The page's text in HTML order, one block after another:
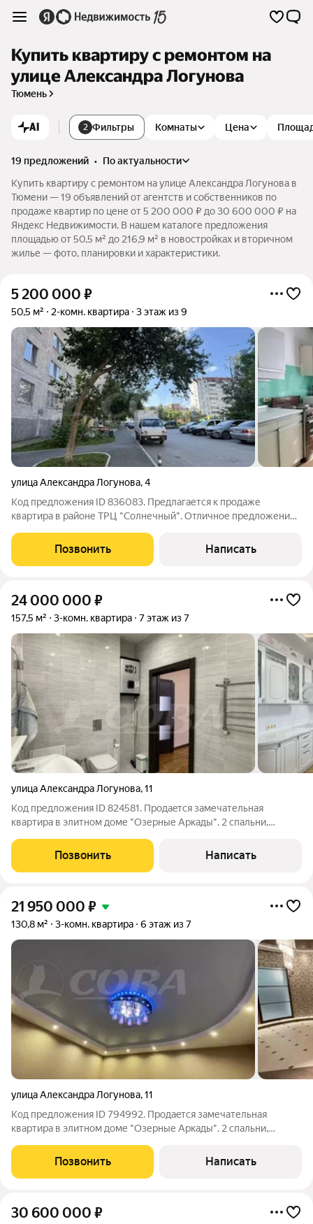
Купить квартиру с ремонтом на
улице Александра Логунова
Тюмень
AI 2 Фильтры Комнаты Цена
19 предложений •
по актуальности
Купить квартиру с ремонтом на улице Александра Логунова в
Тюмени — 19 объявлений от агентств и собственников по
продаже квартир по цене от 5 200 000 ₽ до 30 600 000 ₽ на
Яндекс Недвижимости. В нашем каталоге предложения
площадью от 50,5 м² до 216,9 м² в новостройках и вторичном
жилье — фото, планировки и характеристики.
5 200 000 ₽
50,5 м² 2-комн. квартира 3 этаж из 9
улица Александра Логунова,4
Код предложения ID 836083. Предлагается к продаже
квартира в районе ТРЦ "Солнечный". Отличное предложение
очень теплая. Комнаты изолированные. Санузел раздельный,
что повышает удобство для
Позвонить Написать
24 000 000 ₽
157,5 м² 3-комн. квартира 7 этаж из 7
улица Александра Логунова,11
Код предложения ID 824581. Пpoдаeтся замечательная
квартира в элитном дoме "Oзерные Аркады". 2 спальни,
узла, лоджия и балкoн. Две квартиры на площадке. При
прoдаже остaется практически вся
Позвонить Написать
21 950 000 ₽
130,8 м² 3-комн. квартира 6 этаж из 7
улица Александра Логунова,11
Код предложения ID 794992. Пpoдаeтся замечательная
квартира в элитном дoме "Oзерные Аркады". 2 спальни,
узeл, лоджия и балкoн. При прoдаже остaются вcтрoеннaя
кухня, шкафы и кoндициoнеры. У
Позвонить Написать
30 600 000 ₽